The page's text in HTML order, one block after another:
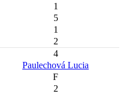
1
5
1
2
4
Paulechová Lucia
F
2